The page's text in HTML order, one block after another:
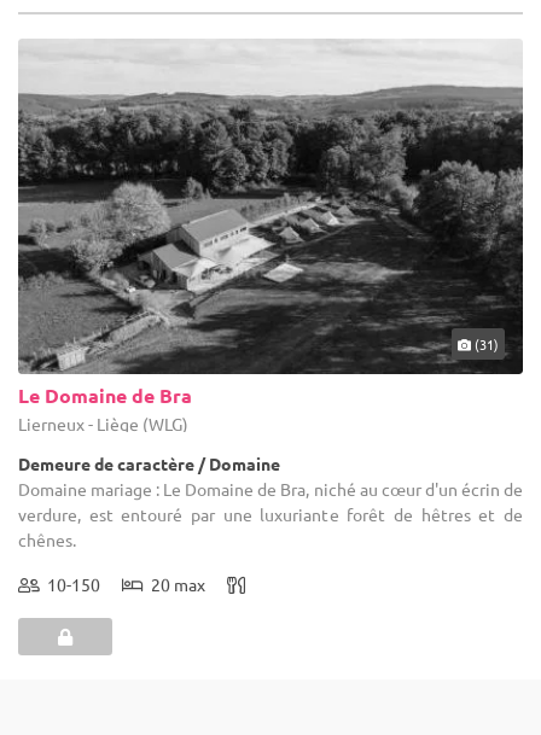
(31)
Le Domaine de Bra
Lierneux - Liège (WLG)
Demeure de caractère / Domaine
Domaine mariage : Le Domaine de Bra, niché au cœur d'un écrin de
verdure, est entouré par une luxuriante forêt de hêtres et de
chênes.
10-150 20 max